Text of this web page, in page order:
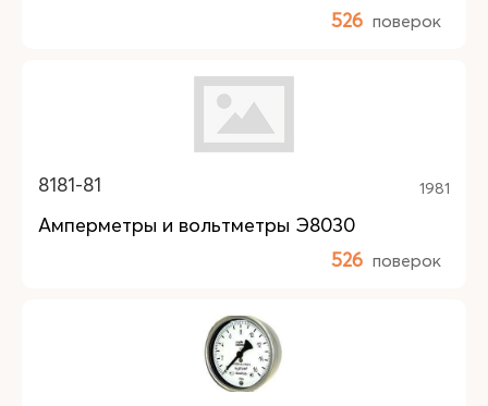
526 поверок
8181-81 1981
Амперметры и вольтметры Э8030
526 поверок